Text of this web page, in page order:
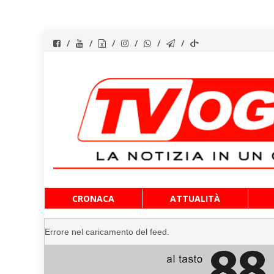
al
contenuto
CRONACA ATTUALITÀ
Errore nel caricamento del feed.